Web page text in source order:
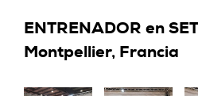
ENTRENADOR en
Montpellier, Francia